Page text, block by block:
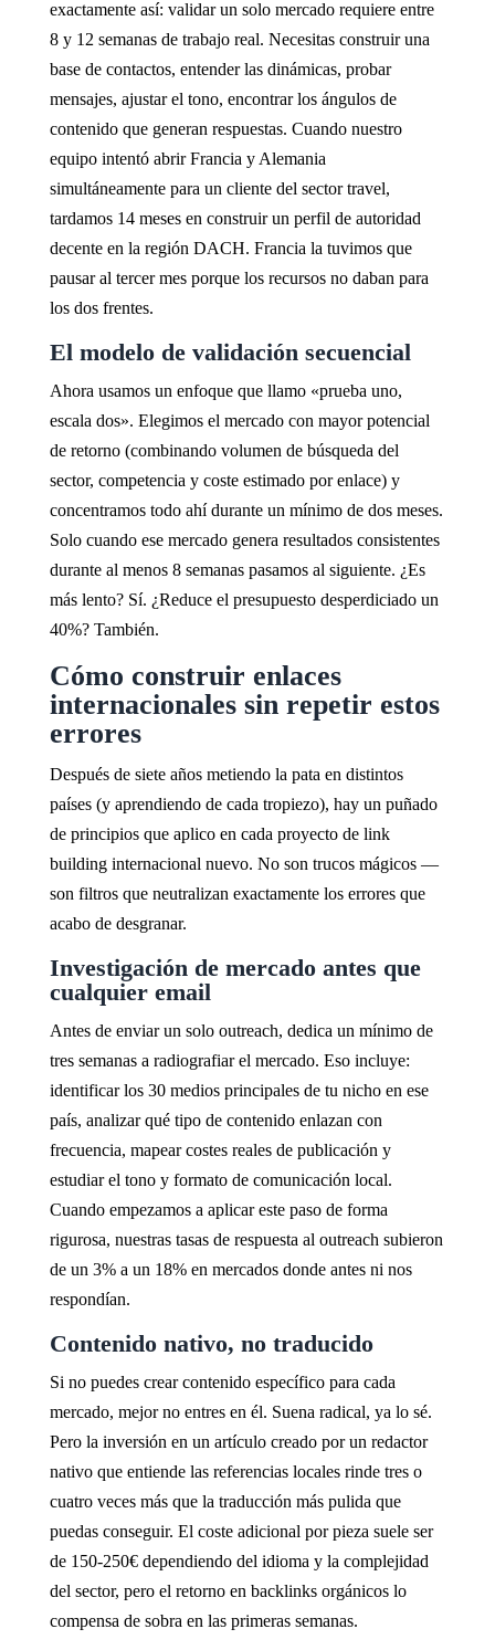
exactamente así: validar un solo mercado requiere entre
8 y 12 semanas de trabajo real. Necesitas construir una
base de contactos, entender las dinámicas, probar
mensajes, ajustar el tono, encontrar los ángulos de
contenido que generan respuestas. Cuando nuestro
equipo intentó abrir Francia y Alemania
simultáneamente para un cliente del sector travel,
tardamos 14 meses en construir un perfil de autoridad
decente en la región DACH. Francia la tuvimos que
pausar al tercer mes porque los recursos no daban para
los dos frentes.
El modelo de validación secuencial
Ahora usamos un enfoque que llamo «prueba uno,
escala dos». Elegimos el mercado con mayor potencial
de retorno (combinando volumen de búsqueda del
sector, competencia y coste estimado por enlace) y
concentramos todo ahí durante un mínimo de dos meses.
Solo cuando ese mercado genera resultados consistentes
durante al menos 8 semanas pasamos al siguiente. ¿Es
más lento? Sí. ¿Reduce el presupuesto desperdiciado un
40%? También.
Cómo construir enlaces
internacionales sin repetir estos
errores
Después de siete años metiendo la pata en distintos
países (y aprendiendo de cada tropiezo), hay un puñado
de principios que aplico en cada proyecto de link
building internacional nuevo. No son trucos mágicos —
son filtros que neutralizan exactamente los errores que
acabo de desgranar.
Investigación de mercado antes que
cualquier email
Antes de enviar un solo outreach, dedica un mínimo de
tres semanas a radiografiar el mercado. Eso incluye:
identificar los 30 medios principales de tu nicho en ese
país, analizar qué tipo de contenido enlazan con
frecuencia, mapear costes reales de publicación y
estudiar el tono y formato de comunicación local.
Cuando empezamos a aplicar este paso de forma
rigurosa, nuestras tasas de respuesta al outreach subieron
de un 3% a un 18% en mercados donde antes ni nos
respondían.
Contenido nativo, no traducido
Si no puedes crear contenido específico para cada
mercado, mejor no entres en él. Suena radical, ya lo sé.
Pero la inversión en un artículo creado por un redactor
nativo que entiende las referencias locales rinde tres o
cuatro veces más que la traducción más pulida que
puedas conseguir. El coste adicional por pieza suele ser
de 150-250€ dependiendo del idioma y la complejidad
del sector, pero el retorno en backlinks orgánicos lo
compensa de sobra en las primeras semanas.